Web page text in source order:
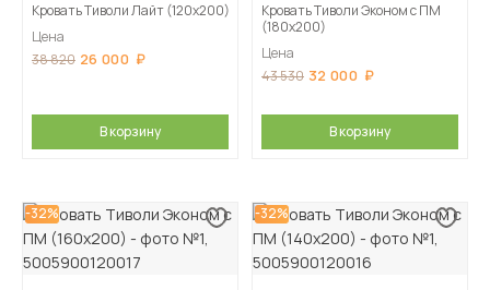
Кровать Тиволи Лайт (120х200)
Цена
38 820 26 000
В корзину
Кровать Тиволи Эконом с ПМ
(180х200)
Цена
43 530 32 000
В корзину
-32% -32%